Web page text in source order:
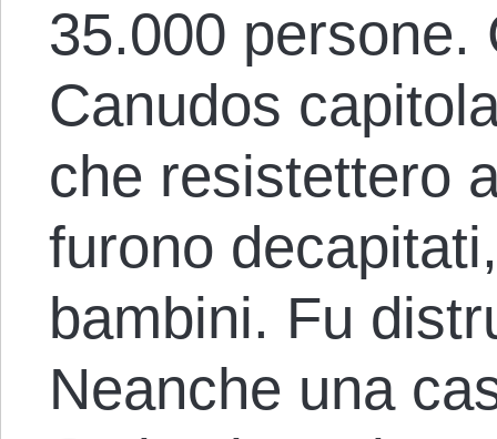
35.000 persone.
Canudos
che resistettero
furono
bambini. Fu
Neanche una